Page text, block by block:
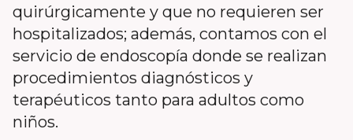
quirúrgicamente y que no requieren ser
hospitalizados; además, contamos con el
servicio de endoscopía donde se realizan
procedimientos diagnósticos y
terapéuticos tanto para adultos como
niños.